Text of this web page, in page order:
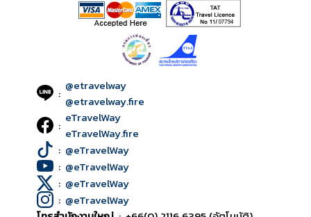
: @etravelway
@etravelway.fire
: eTravelWay
eTravelWay.fire
: @eTravelWay
: @eTravelWay
: @eTravelWay
: @eTravelWay